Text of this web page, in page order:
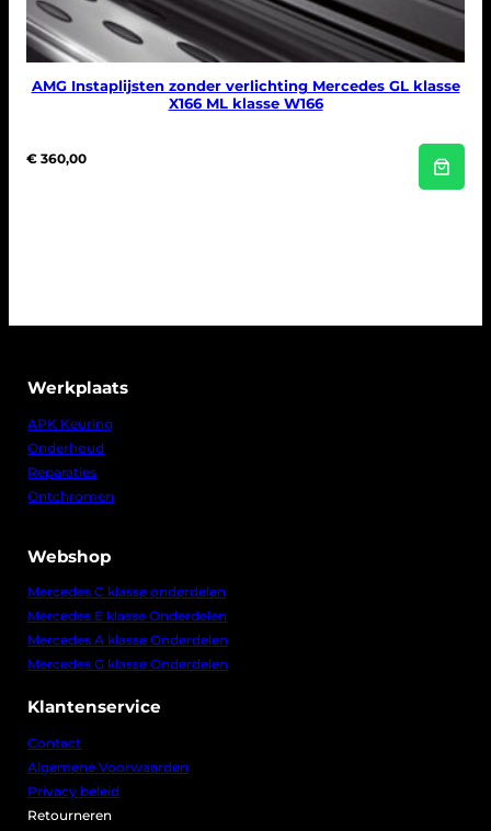
AMG Instaplijsten zonder verlichting Mercedes GL klasse
X166 ML klasse W166
€ 360,00
Werkplaats
APK Keuring
Onderhoud
Reparaties
Ontchromen
Webshop
Mercedes C klasse onderdelen
Mercedes E klasse Onderdelen
Mercedes A klasse Onderdelen
Mercedes G klasse Onderdelen
Klantenservice
Contact
Algemene Voorwaarden
Privacy beleid
Retourneren